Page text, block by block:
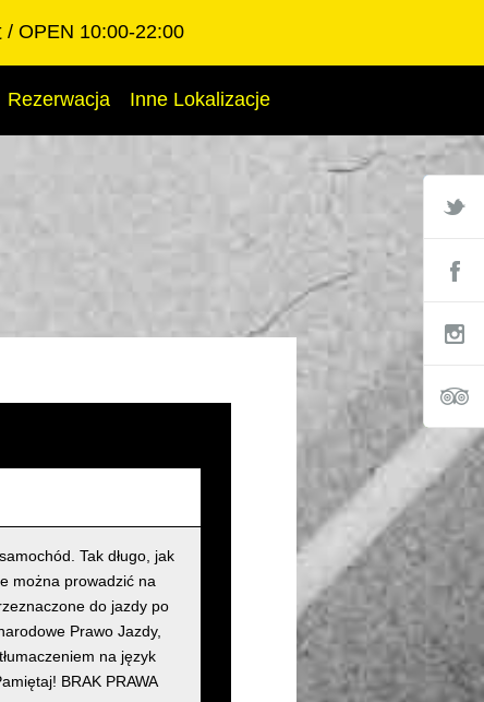
OPEN 10:00-22:00
Rezerwacja Inne Lokalizacje
Tak długo, jak
można prowadzić na
do jazdy po
Prawo Jazdy,
na język
BRAK PRAWA